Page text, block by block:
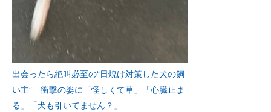
出会ったら絶叫必至の“日焼け対策した犬の飼
い主” 衝撃の姿に「怪しくて草」「心臓止ま
る」「犬も引いてません？」